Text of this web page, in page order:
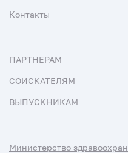
Контакты
ПАРТНЕРАМ
СОИСКАТЕЛЯМ
ВЫПУСКНИКАМ
Министерство